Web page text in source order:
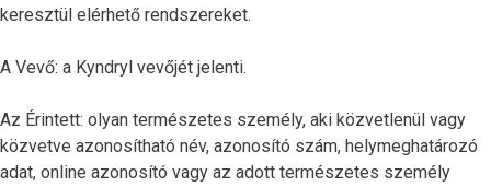
keresztül elérhető rendszereket.
A Vevő: a Kyndryl vevőjét jelenti.
Az Érintett: olyan természetes személy, aki közvetlenül vagy
közvetve azonosítható név, azonosító szám, helymeghatározó
adat, online azonosító vagy az adott természetes személy